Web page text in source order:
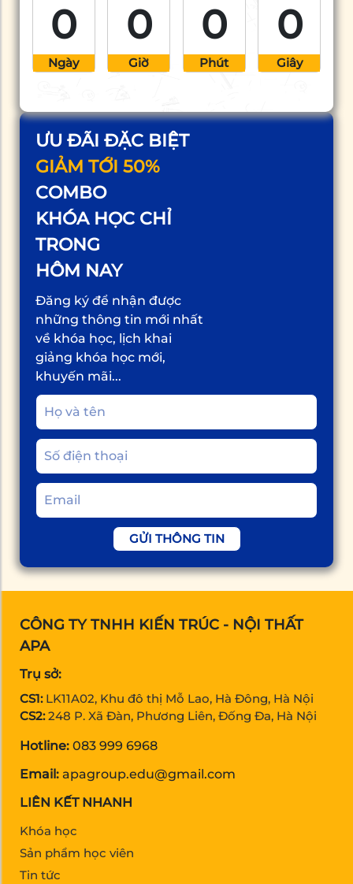
ƯU ĐÃI ĐẶC BIỆT
GIẢM TỚI 50%
COMBO
KHÓA HỌC CHỈ
TRONG
HÔM NAY
Đăng ký để nhận được
những thông tin mới nhất
về khóa học, lịch khai
giảng khóa học mới,
khuyến mãi...
GỬI THÔNG TIN
0
Ngày
0
Giờ
0
Phút
0
Giây
CÔNG TY TNHH KIẾN TRÚC - NỘI THẤT
APA
Trụ sở:
CS1: LK11A02, Khu đô thị Mỗ Lao, Hà Đông, Hà Nội
CS2: 248 P. Xã Đàn, Phương Liên, Đống Đa, Hà Nội
Hotline: 083 999 6968
Email: apagroup.edu@gmail.com
LIÊN KẾT NHANH
Khóa học
Sản phẩm học viên
Tin tức